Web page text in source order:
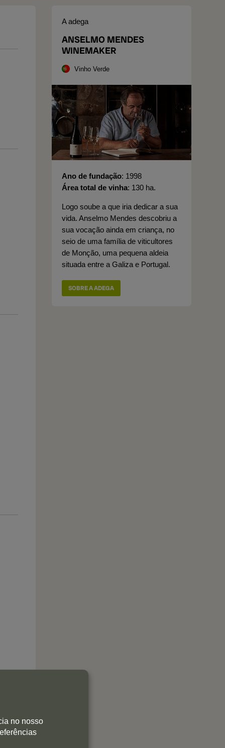
A adega
ANSELMO MENDES
WINEMAKER
Vinho Verde
Ano de fundação 1998
Área total de vinha 130 ha.
Logo soube a que iria dedicar a sua
vida. Anselmo Mendes descobriu a
sua vocação ainda em criança, no
seio de uma família de viticultores
de Monção, uma pequena aldeia
situada entre a Galiza e Portugal.
SOBRE A ADEGA
no nosso